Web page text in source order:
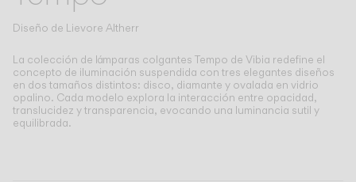
Servicios
Diseño de Lievore Altherr
La colección de lámparas colgantes Tempo de Vibia redefine el
concepto de iluminación suspendida con tres elegantes diseños
en dos tamaños distintos: disco, diamante y ovalada en vidrio
opalino. Cada modelo explora la interacción entre opacidad,
translucidez y transparencia, evocando una luminancia sutil y
equilibrada.